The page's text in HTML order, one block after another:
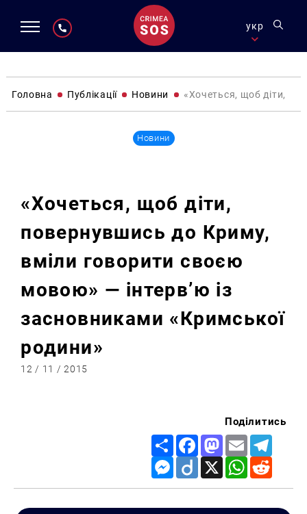
укр
Головна Публікації Новини «Хочеться, щоб діти,
Новини
«Хочеться, щоб діти,
повернувшись до Криму,
вміли говорити своєю
мовою» — інтерв’ю із
засновниками «Кримської
родини»
12 / 11 / 2015
Поділитись
Share FacebookMastodon
Email
Messenger
Diigo X WhatsApp